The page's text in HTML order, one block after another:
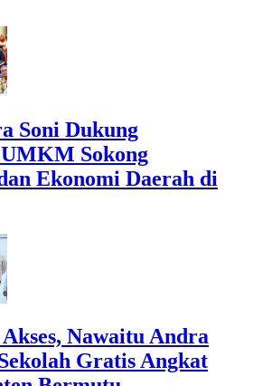
Soni Dukung
Sokong
Ekonomi Daerah di
Nawaitu Andra
Gratis Angkat